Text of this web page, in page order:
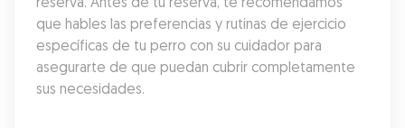
que hables las preferencias y rutinas de ejercicio
específicas de tu perro con su cuidador para
asegurarte de que puedan cubrir completamente
sus necesidades.